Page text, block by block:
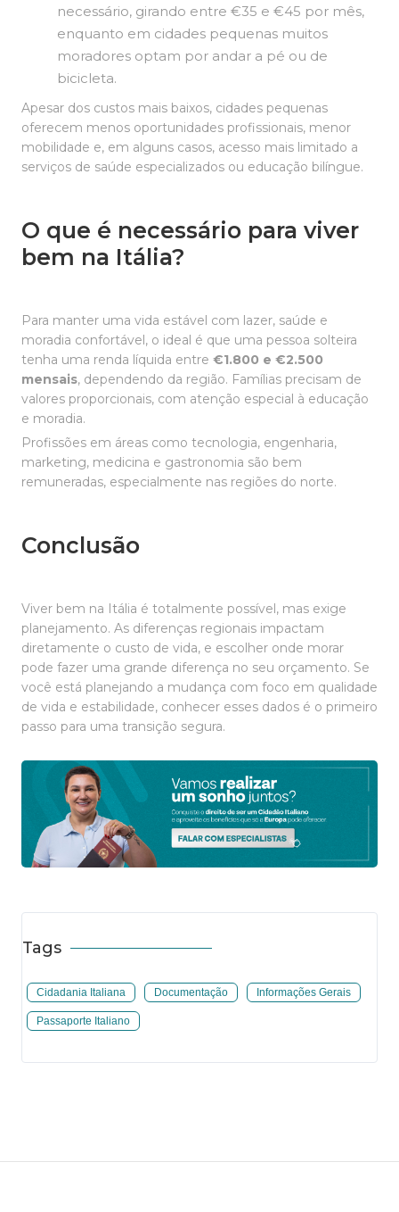
necessário, girando entre €35 e €45 por mês,
enquanto em cidades pequenas muitos
moradores optam por andar a pé ou de
bicicleta.
Apesar dos custos mais baixos, cidades pequenas
oferecem menos oportunidades profissionais, menor
mobilidade e, em alguns casos, acesso mais limitado a
serviços de saúde especializados ou educação bilíngue.
O que é necessário para viver
bem na Itália?
Para manter uma vida estável com lazer, saúde e
moradia confortável, o ideal é que uma pessoa solteira
tenha uma renda líquida entre €1.800 e €2.500
mensais, dependendo da região. Famílias precisam de
valores proporcionais, com atenção especial à educação
e moradia.
Profissões em áreas como tecnologia, engenharia,
marketing, medicina e gastronomia são bem
remuneradas, especialmente nas regiões do norte.
Conclusão
Viver bem na Itália é totalmente possível, mas exige
planejamento. As diferenças regionais impactam
diretamente o custo de vida, e escolher onde morar
pode fazer uma grande diferença no seu orçamento. Se
você está planejando a mudança com foco em qualidade
de vida e estabilidade, conhecer esses dados é o primeiro
passo para uma transição segura.
Tags
Cidadania Italiana Documentação Informações Gerais
Passaporte Italiano